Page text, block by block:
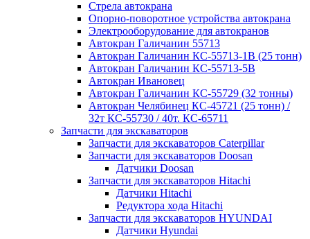
Стрела автокрана
Опорно-поворотное устройства автокрана
Электрооборудование для автокранов
Автокран Галичанин 55713
Автокран Галичанин КС-55713-1В (25 тонн)
Автокран Галичанин КС-55713-5В
Автокран Ивановец
Автокран Галичанин КС-55729 (32 тонны)
Автокран Челябинец КС-45721 (25 тонн) /
32т КС-55730 / 40т. КС-65711
Запчасти для экскаваторов
Запчасти для экскаваторов Caterpillar
Запчасти для экскаваторов Doosan
Датчики Doosan
Запчасти для экскаваторов Hitachi
Датчики Hitachi
Редуктора хода Hitachi
Запчасти для экскаваторов HYUNDAI
Датчики Hyundai